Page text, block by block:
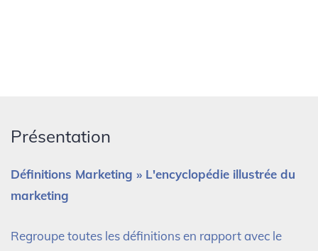
Présentation
Définitions Marketing » L'encyclopédie illustrée du
marketing
Regroupe toutes les définitions en rapport avec le